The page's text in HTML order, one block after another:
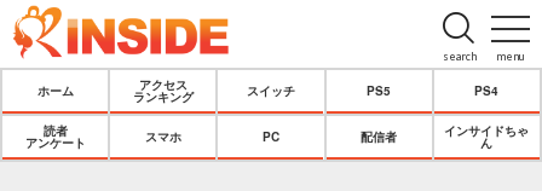
menu
search
ホーム
アクセス
ランキング
スイッチ PS5 PS4
読者
アンケート
スマホ PC 配信者
インサイドちゃ
ん